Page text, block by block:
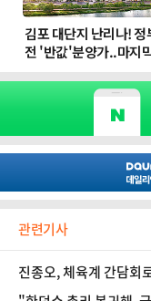
관련기사
진종오, 체육계 간담